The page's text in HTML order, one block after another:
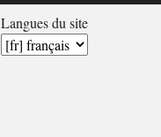
Langues du site